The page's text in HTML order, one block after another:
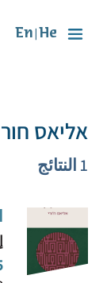
He
En
אליאס
1 النتائج